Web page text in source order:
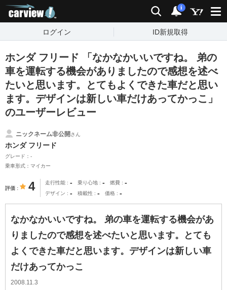
検索 通知
i
ログイン ID新規取得
ホンダ フリード 「なかなかいいですね。 弟の
車を運転する機会がありましたので感想を述べ
たいと思います。とてもよくできた車だと思い
ます。デザインは新しい車だけあってかっこ」
のユーザーレビュー
ニックネーム非公開さん
ホンダ フリード
グレード：-
乗車形式：マイカー
評価 4 走行性能 - 乗り心地 - 燃費 -
デザイン - 積載性 - 価格 -
なかなかいいですね。 弟の車を運転する機会があ
りましたので感想を述べたいと思います。とても
よくできた車だと思います。デザインは新しい車
だけあってかっこ
2008.11.3